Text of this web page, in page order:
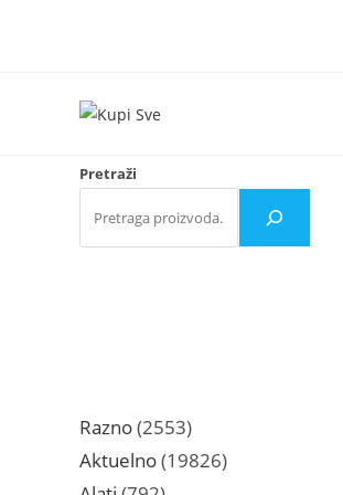
Pretraži
Razno 25532553
proizvoda
Aktuelno 1982619826
792